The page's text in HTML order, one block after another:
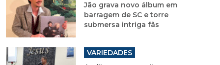
Jão grava novo álbum em
barragem de SC e torre
submersa intriga fãs
VARIEDADES